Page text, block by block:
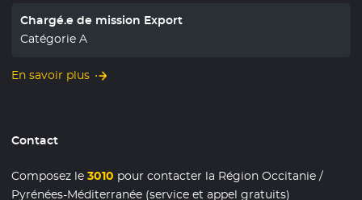
Chargé.e de mission Export
Catégorie A
En savoir plus
Contact
Composez le3010 pour contacter la Région Occitanie /
Pyrénées-Méditerranée (service et appel gratuits)